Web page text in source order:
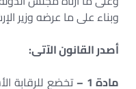
وبناء على ما عرضه وزير
أصدر القانون الآتى:
مادة 1 –
تخضع للرقابة